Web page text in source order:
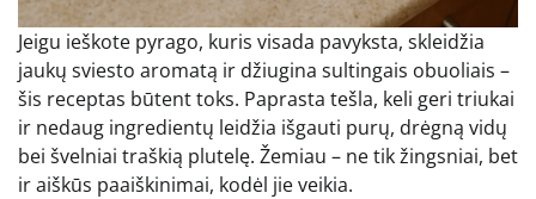
Jeigu ieškote pyrago, kuris visada pavyksta, skleidžia
jaukų sviesto aromatą ir džiugina sultingais obuoliais –
šis receptas būtent toks. Paprasta tešla, keli geri triukai
ir nedaug ingredientų leidžia išgauti purų, drėgną vidų
bei švelniai traškią plutelę. Žemiau – ne tik žingsniai, bet
ir aiškūs paaiškinimai, kodėl jie veikia.